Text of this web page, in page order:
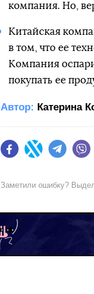
компания. Но,
Китайская
в том, что ее
Компания
покупать ее
Автор: Катерина
FacebookTwitter
Заметили ошибку?